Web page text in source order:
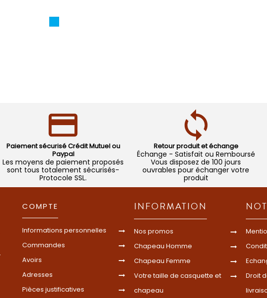
Paiement sécurisé Crédit Mutuel ou
Paypal
Les moyens de paiement proposés
sont tous totalement sécurisés-
Protocole SSL.
Retour produit et échange
Échange - Satisfait ou Remboursé
Vous disposez de 100 jours
ouvrables pour échanger votre
produit
COMPTE
Informations personnelles
Commandes
Avoirs
Adresses
Pièces justificatives
INFORMATION
Nos promos
Chapeau Homme
Chapeau Femme
Votre taille de casquette et
chapeau
Droit